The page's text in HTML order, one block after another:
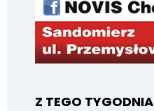
Z TEGO TYGODNIA